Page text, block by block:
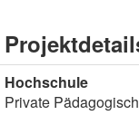
Hochschule
Private